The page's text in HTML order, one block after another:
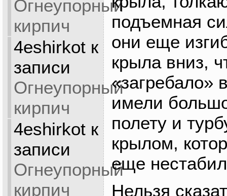
Огнеупорный
кирпич
4eshirkotк
записи
Огнеупорный
кирпич
4eshirkotк
записи
Огнеупорный
кирпич
подъемная
они еще
крыла вниз,
«загребало»
имели
полету и
крылом,
еще
Нельзя